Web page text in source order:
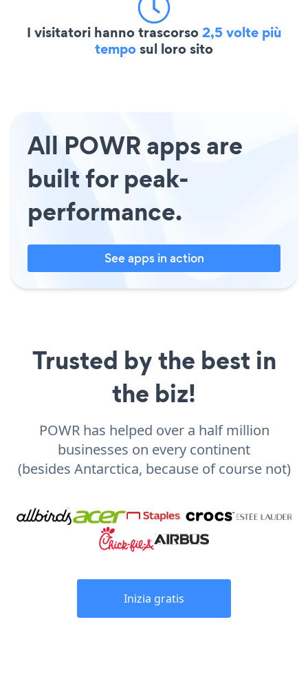
I visitatori hanno trascorso2,5 volte più
temposul loro sito
All POWR apps are
built for peak-
performance.
See apps in action
Trusted by the best in
the biz!
POWR has helped over a half million
businesses on every continent
(besides Antarctica, because of course not)
Inizia gratis